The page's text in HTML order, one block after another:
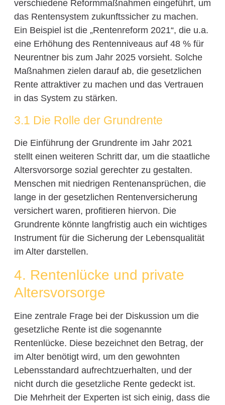
verschiedene Reformmaßnahmen eingeführt, um
das Rentensystem zukunftssicher zu machen.
Ein Beispiel ist die „Rentenreform 2021“, die u.a.
eine Erhöhung des Rentenniveaus auf 48 % für
Neurentner bis zum Jahr 2025 vorsieht. Solche
Maßnahmen zielen darauf ab, die gesetzlichen
Rente attraktiver zu machen und das Vertrauen
in das System zu stärken.
3.1 Die Rolle der Grundrente
Die Einführung der Grundrente im Jahr 2021
stellt einen weiteren Schritt dar, um die staatliche
Altersvorsorge sozial gerechter zu gestalten.
Menschen mit niedrigen Rentenansprüchen, die
lange in der gesetzlichen Rentenversicherung
versichert waren, profitieren hiervon. Die
Grundrente könnte langfristig auch ein wichtiges
Instrument für die Sicherung der Lebensqualität
im Alter darstellen.
4. Rentenlücke und private
Altersvorsorge
Eine zentrale Frage bei der Diskussion um die
gesetzliche Rente ist die sogenannte
Rentenlücke. Diese bezeichnet den Betrag, der
im Alter benötigt wird, um den gewohnten
Lebensstandard aufrechtzuerhalten, und der
nicht durch die gesetzliche Rente gedeckt ist.
Die Mehrheit der Experten ist sich einig, dass die